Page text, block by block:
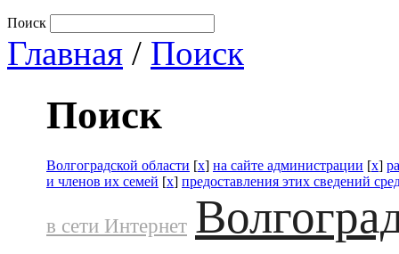
Поиск
Главная / Поиск
Поиск
Волгоградской области [x] на сайте администрации [x]
и членов их семей [x] предоставления этих сведений
в сети Интернет